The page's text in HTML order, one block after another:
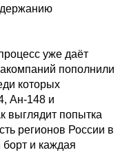
уже даёт
пополнили
которых
Ан-148 и
выглядит попытка
регионов России в
борт и каждая